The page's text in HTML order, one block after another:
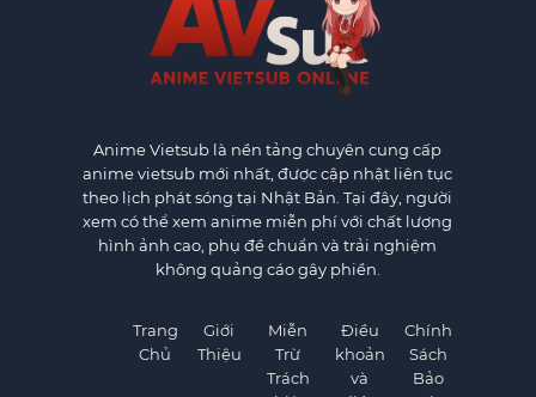
Anime Vietsub là nền tảng chuyên cung cấp
anime vietsub mới nhất, được cập nhật liên tục
theo lịch phát sóng tại Nhật Bản. Tại đây, người
xem có thể xem anime miễn phí với chất lượng
hình ảnh cao, phụ đề chuẩn và trải nghiệm
không quảng cáo gây phiền.
Trang
Chủ
Giới
Thiệu
Miễn
Trừ
Trách
Điều
khoản
và
Chính
Sách
Bảo